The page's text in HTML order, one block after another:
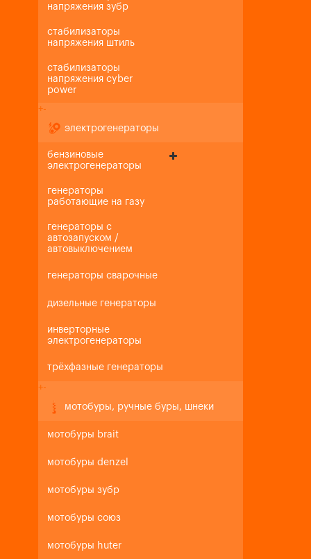
напряжения зубр
стабилизаторы
напряжения штиль
стабилизаторы
напряжения cyber
power
+-
электрогенераторы
бензиновые
электрогенераторы
генераторы
работающие на газу
генераторы с
автозапуском /
автовыключением
генераторы сварочные
дизельные генераторы
инверторные
электрогенераторы
трёхфазные генераторы
+-
мотобуры, ручные буры, шнеки
мотобуры brait
мотобуры denzel
мотобуры зубр
мотобуры союз
мотобуры huter